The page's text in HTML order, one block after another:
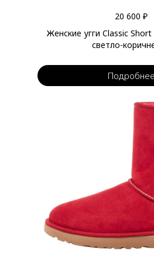
20 600 ₽
Женские угги Classic
светло-
Подробнее